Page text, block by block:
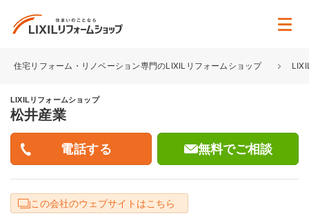
住宅リフォーム・リノベーション専門のLIXILリフォームショップ
LIXILリフォームショップ
松井産業
無料でご相談
この会社のウェブサイトはこちら